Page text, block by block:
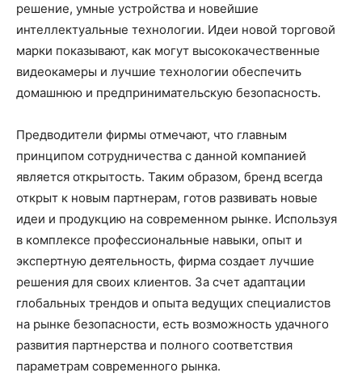
решение, умные устройства и новейшие
интеллектуальные технологии. Идеи новой торговой
марки показывают, как могут высококачественные
видеокамеры и лучшие технологии обеспечить
домашнюю и предпринимательскую безопасность.
Предводители фирмы отмечают, что главным
принципом сотрудничества с данной компанией
является открытость. Таким образом, бренд всегда
открыт к новым партнерам, готов развивать новые
идеи и продукцию на современном рынке. Используя
в комплексе профессиональные навыки, опыт и
экспертную деятельность, фирма создает лучшие
решения для своих клиентов. За счет адаптации
глобальных трендов и опыта ведущих специалистов
на рынке безопасности, есть возможность удачного
развития партнерства и полного соответствия
параметрам современного рынка.